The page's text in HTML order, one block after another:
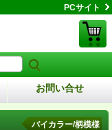
PCサイト
お問い合せ
バイカラー/柄模様